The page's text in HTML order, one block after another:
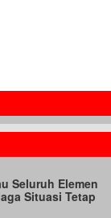
Seluruh Elemen
Situasi Tetap